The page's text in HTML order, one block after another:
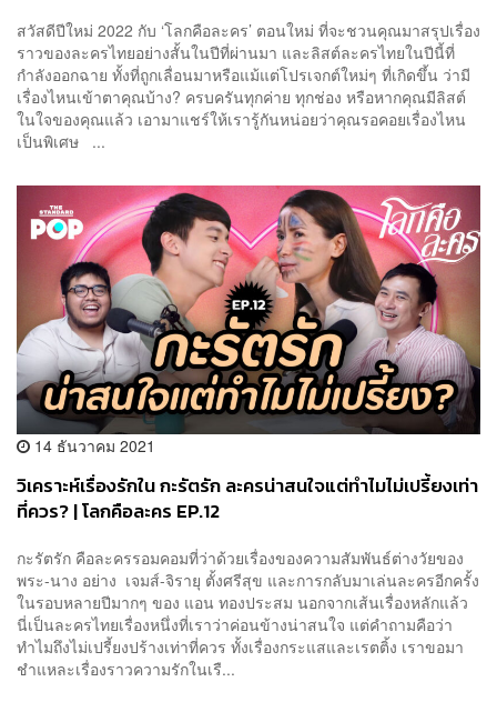
สวัสดีปีใหม่ 2022 กับ ‘โลกคือละคร’ ตอนใหม่ ที่จะชวนคุณมาสรุปเรื่อง
ราวของละครไทยอย่างสั้นในปีที่ผ่านมา และลิสต์ละครไทยในปีนี้ที่
กำลังออกฉาย ทั้งที่ถูกเลื่อนมาหรือแม้แต่โปรเจกต์ใหม่ๆ ที่เกิดขึ้น ว่ามี
เรื่องไหนเข้าตาคุณบ้าง? ครบครันทุกค่าย ทุกช่อง หรือหากคุณมีลิสต์
ในใจของคุณแล้ว เอามาแชร์ให้เรารู้กันหน่อยว่าคุณรอคอยเรื่องไหน
เป็นพิเศษ ...
14 ธันวาคม 2021
วิเคราะห์เรื่องรักใน กะรัตรัก ละครน่าสนใจแต่ทำไมไม่เปรี้ยงเท่า
ที่ควร? | โลกคือละคร EP.12
กะรัตรัก คือละครรอมคอมที่ว่าด้วยเรื่องของความสัมพันธ์ต่างวัยของ
พระ-นาง อย่าง เจมส์-จิรายุ ตั้งศรีสุข และการกลับมาเล่นละครอีกครั้ง
ในรอบหลายปีมากๆ ของ แอน ทองประสม นอกจากเส้นเรื่องหลักแล้ว
นี่เป็นละครไทยเรื่องหนึ่งที่เราว่าค่อนข้างน่าสนใจ แต่คำถามคือว่า
ทำไมถึงไม่เปรี้ยงปร้างเท่าที่ควร ทั้งเรื่องกระแสและเรตติ้ง เราขอมา
ชำแหละเรื่องราวความรักในเรื...